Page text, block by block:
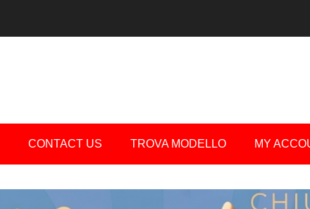
CONTACT US TROVA MODELLO MY